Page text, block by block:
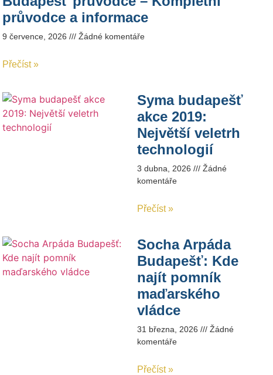
průvodce a informace
9 července, 2026 Žádné komentáře
Přečíst »
Syma budapešť
akce 2019:
Největší veletrh
technologií
3 dubna, 2026
Žádné
komentáře
Přečíst »
Socha Arpáda
Budapešť: Kde
najít pomník
maďarského
vládce
31 března, 2026
Žádné
komentáře
Přečíst »